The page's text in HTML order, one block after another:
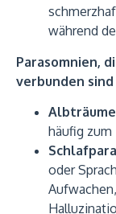
während
Parasomnien,
verbunden sind
häufig zum
oder